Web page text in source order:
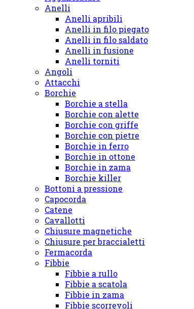
Anelli
Anelli apribili
Anelli in filo piegato
Anelli in filo saldato
Anelli in fusione
Anelli torniti
Angoli
Attacchi
Borchie
Borchie a stella
Borchie con alette
Borchie con griffe
Borchie con pietre
Borchie in ferro
Borchie in ottone
Borchie in zama
Borchie killer
Bottoni a pressione
Capocorda
Catene
Cavallotti
Chiusure magnetiche
Chiusure per braccialetti
Fermacorda
Fibbie
Fibbie a rullo
Fibbie a scatola
Fibbie in zama
Fibbie scorrevoli